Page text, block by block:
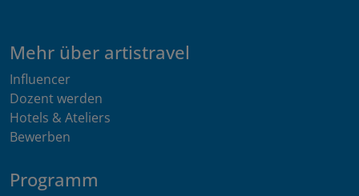
Mehr über artistravel
Influencer
Dozent werden
Hotels & Ateliers
Bewerben
Programm